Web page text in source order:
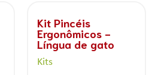
Kit Pincéis
Ergonômicos -
Língua de gato
Kits